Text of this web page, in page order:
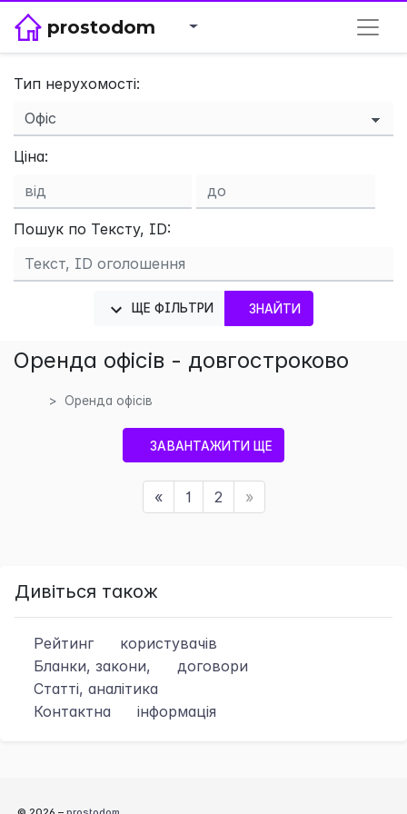
prostodom
Тип нерухомості:
Ціна:
Пошук по Тексту, ID:
ЩЕ ФІЛЬТРИ ЗНАЙТИ
Оренда офісів - довгостроково
Оренда офісів
« 1 2 »
ЗАВАНТАЖИТИ ЩЕ
Дивіться також
Рейтинг
користувачів
Бланки, закони,
договори
Статті, аналітика
Контактна
інформація